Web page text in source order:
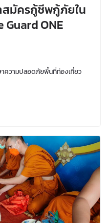
มัครกู้ชีพกู้ภัยใน
ONE
ความปลอดภัยพื้นที่ท่องเที่ยว